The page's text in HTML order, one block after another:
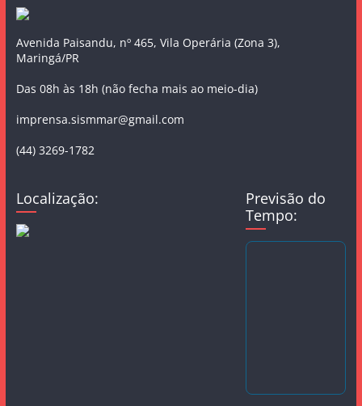
Avenida Paisandu, nº 465, Vila Operária (Zona 3),
Maringá/PR
Das 08h às 18h (não fecha mais ao meio-dia)
imprensa.sismmar@gmail.com
(44) 3269-1782
Localização:
Previsão do
Tempo: